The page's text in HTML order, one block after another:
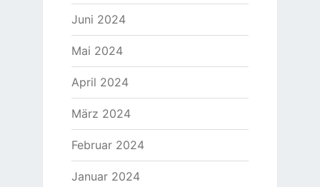
Juni 2024
Mai 2024
April 2024
März 2024
Februar 2024
Januar 2024